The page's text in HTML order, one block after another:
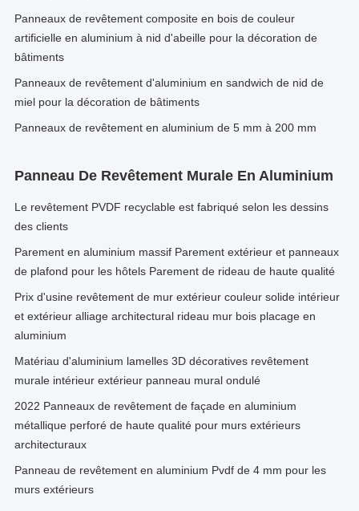
Panneaux de revêtement composite en bois de couleur
artificielle en aluminium à nid d'abeille pour la décoration de
bâtiments
Panneaux de revêtement d'aluminium en sandwich de nid de
miel pour la décoration de bâtiments
Panneaux de revêtement en aluminium de 5 mm à 200 mm
Panneau De Revêtement Murale En Aluminium
Le revêtement PVDF recyclable est fabriqué selon les dessins
des clients
Parement en aluminium massif Parement extérieur et panneaux
de plafond pour les hôtels Parement de rideau de haute qualité
Prix d'usine revêtement de mur extérieur couleur solide intérieur
et extérieur alliage architectural rideau mur bois placage en
aluminium
Matériau d'aluminium lamelles 3D décoratives revêtement
murale intérieur extérieur panneau mural ondulé
2022 Panneaux de revêtement de façade en aluminium
métallique perforé de haute qualité pour murs extérieurs
architecturaux
Panneau de revêtement en aluminium Pvdf de 4 mm pour les
murs extérieurs